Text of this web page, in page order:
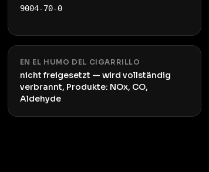
9004-70-0
EN EL HUMO DEL CIGARRILLO
nicht freigesetzt — wird vollständig
verbrannt, Produkte: NOx, CO,
Aldehyde